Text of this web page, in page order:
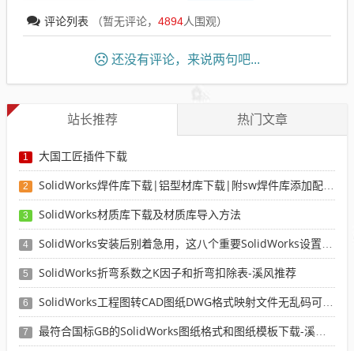
评论列表 （暂无评论， 4894人围观）
还没有评论，来说两句吧...
站长推荐 热门文章
1 大国工匠插件下载
2 SolidWorks焊件库下载|铝型材库下载|附sw焊件库添加配置使用教程
3 SolidWorks材质库下载及材质库导入方法
4 SolidWorks安装后别着急用，这八个重要SolidWorks设置可以提高你的画图效率
5 SolidWorks折弯系数之K因子和折弯扣除表-溪风推荐
6 SolidWorks工程图转CAD图纸DWG格式映射文件无乱码可分层-溪风亲测推荐
7 最符合国标GB的SolidWorks图纸格式和图纸模板下载-溪风专用版